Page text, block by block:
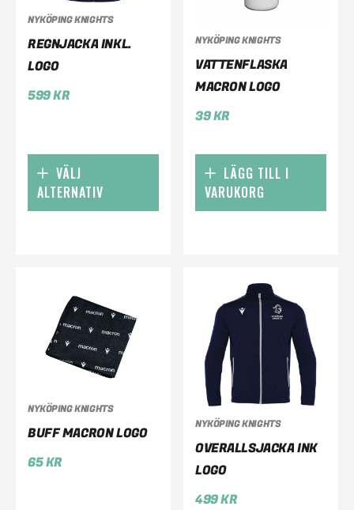
NYKÖPING KNIGHTS
REGNJACKA INKL.
LOGO
599KR
VÄLJ
ALTERNATIV
NYKÖPING KNIGHTS
VATTENFLASKA
MACRON LOGO
39KR
LÄGG TILL I
VARUKORG
NYKÖPING KNIGHTS
BUFF MACRON LOGO
65KR
NYKÖPING KNIGHTS
OVERALLSJACKA INK
LOGO
499KR